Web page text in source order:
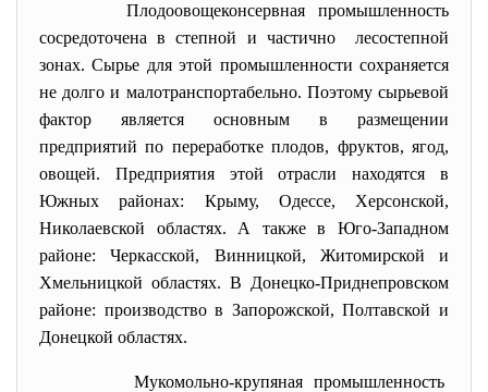
Плодоовощеконсервная промышленность
сосредоточена в степной и частично лесостепной
зонах. Сырье для этой промышленности сохраняется
не долго и малотранспортабельно. Поэтому сырьевой
фактор является основным в размещении
предприятий по переработке плодов, фруктов, ягод,
овощей. Предприятия этой отрасли находятся в
Южных районах: Крыму, Одессе, Херсонской,
Николаевской областях. А также в Юго-Западном
районе: Черкасской, Винницкой, Житомирской и
Хмельницкой областях. В Донецко-Приднепровском
районе: производство в Запорожской, Полтавской и
Донецкой областях.
Мукомольно-крупянаяпромышленность